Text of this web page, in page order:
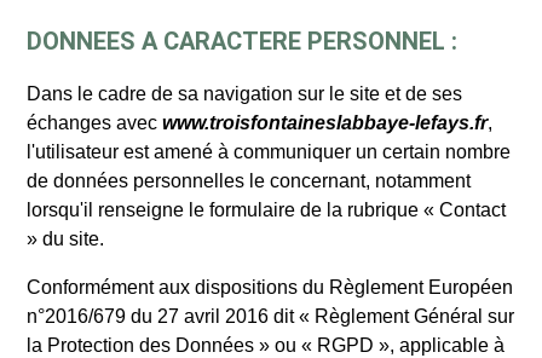
DONNEES A CARACTERE PERSONNEL :
Dans le cadre de sa navigation sur le site et de ses
échanges avecwww.troisfontaineslabbaye-lefays.fr,
l'utilisateur est amené à communiquer un certain nombre
de données personnelles le concernant, notamment
lorsqu'il renseigne le formulaire de la rubrique « Contact
» du site.
Conformément aux dispositions du Règlement Européen
n°2016/679 du 27 avril 2016 dit « Règlement Général sur
la Protection des Données » ou « RGPD », applicable à